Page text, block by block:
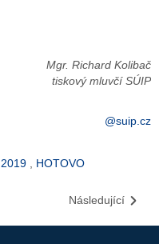
Mgr. Richard Kolibač
tiskový mluvčí SÚIP
@suip.cz
2019 , HOTOVO
Následující